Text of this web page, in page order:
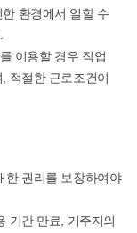
환경에서 일할 수
이용할 경우 직업
적절한 근로조건이
한 권리를 보장하여야
기간 만료, 거주지의